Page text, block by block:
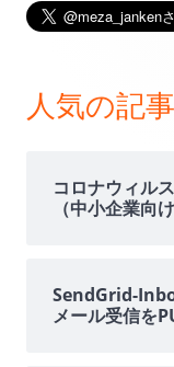
ン
人気の記事
コロナウィル
（中小企業向け
SendGrid-
メール受信を